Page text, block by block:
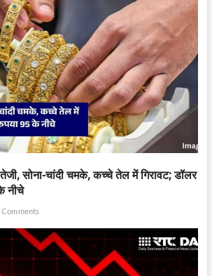
सोना-चांदी चमके, कच्चे तेल में गिरावट; डॉलर
नीचे
Comments